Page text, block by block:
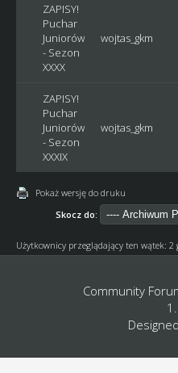
ZAPISY!
Puchar
Juniorów
- Sezon
XXXX
wojtas_gkm
ZAPISY!
Puchar
Juniorów
- Sezon
XXXIX
wojtas_gkm
Pokaż wersję do druku
Skocz do:
Użytkownicy przeglądający ten wątek: 2
Community